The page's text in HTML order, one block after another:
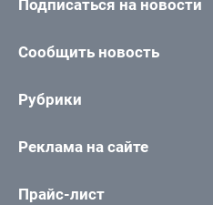
Подписаться на новости
Сообщить новость
Рубрики
Реклама на сайте
Прайс-лист